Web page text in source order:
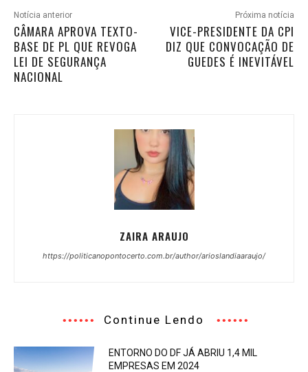
Notícia anterior
CÂMARA APROVA TEXTO-
BASE DE PL QUE REVOGA
LEI DE SEGURANÇA
NACIONAL
Próxima notícia
VICE-PRESIDENTE DA CPI
DIZ QUE CONVOCAÇÃO DE
GUEDES É INEVITÁVEL
ZAIRA ARAUJO
https://politicanopontocerto.com.br/author/arioslandiaaraujo/
Continue Lendo
ENTORNO DO DF JÁ ABRIU 1,4 MIL
EMPRESAS EM 2024